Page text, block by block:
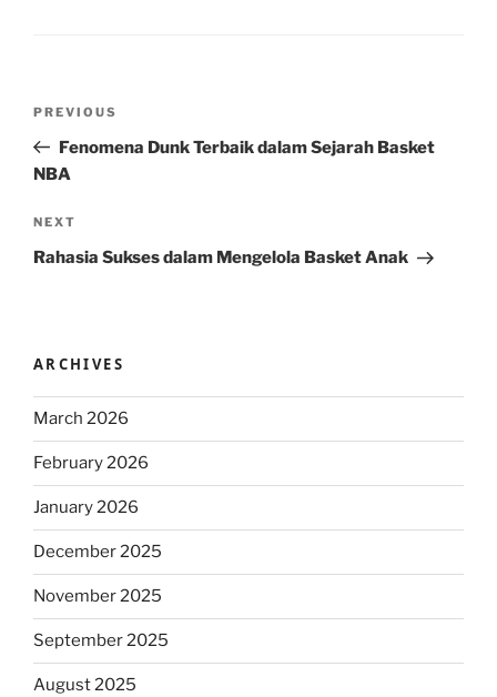
Previous
Post
PREVIOUS
Fenomena Dunk Terbaik dalam Sejarah Basket
NBA
Next
Post
NEXT
Rahasia Sukses dalam Mengelola Basket Anak
ARCHIVES
March 2026
February 2026
January 2026
December 2025
November 2025
September 2025
August 2025